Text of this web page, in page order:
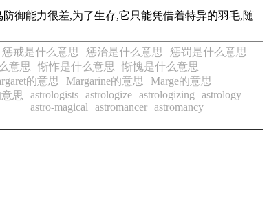
御能力很差,为了生存,它只能凭借着特异的羽毛,随
惩戒是什么意思 惩治是什么意思
惩罚是什么意思
意思 惭怍是什么意思
惭愧是什么意思
的意思 Margarine的意思
Marge的意思
思 astrologists astrologize astrologizing
astrology
astro-magical
astromancer astromancy